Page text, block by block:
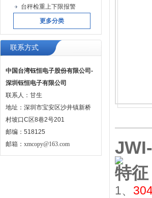
台秤检重上下限报警
更多分类
联系方式
中国台湾钰恒电子股份有限公司-
深圳钰恒电子有限公司
联系人：甘生
地址：深圳市宝安区沙井镇新桥
村坡口C区8巷2号201
邮编：518125
邮箱： xmcopy@163.com
特征
1、